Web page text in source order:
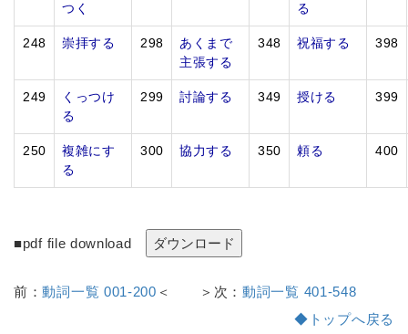
つく
る
248 崇拝する 298
あくまで
主張する
348 祝福する 398
249
くっつけ
る
299 討論する 349 授ける 399
250
複雑にす
る
300 協力する 350 頼る 400
■pdf file download
前：動詞一覧 001-200 ＜ ＞次：動詞一覧 401-548
◆トップへ戻る